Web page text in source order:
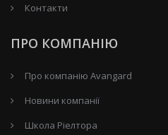
Контакти
ПРО КОМПАНІЮ
Про компанію Avangard
Новини компанії
Школа Ріелтора